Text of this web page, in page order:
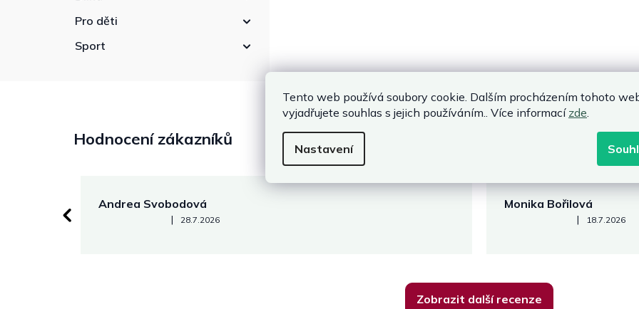
Tento web používá soubory cookie. Dalším procházením tohoto
vyjadřujete souhlas s jejich používáním.. Více informací zde.
Nastavení
Pro děti
Sport
Hodnocení zákazníků
Andrea Svobodová
Hodnocení obchodu je 5 z 5 hvězdiček.
| 28.7.2026
Monika Bořilová
Hodnocení obchodu je 5 z
| 18.7.2026
Zobrazit další recenze